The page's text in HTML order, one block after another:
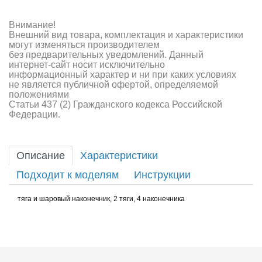
Внимание!
Внешний вид товара, комплектация и характеристики
могут изменяться производителем
без предварительных уведомлений. Данный
интернет-сайт носит исключительно
информационный характер и ни при каких условиях
не является публичной офертой, определяемой
положениями
Статьи 437 (2) Гражданского кодекса Российской
Федерации.
Описание
Характеристики
Подходит к моделям
Инструкции
тяга и шаровый наконечник, 2 тяги, 4 наконечника